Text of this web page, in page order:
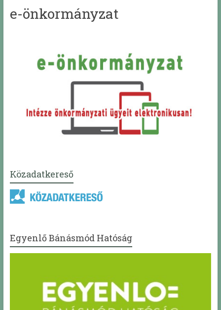
e-önkormányzat
Közadatkereső
Egyenlő Bánásmód Hatóság